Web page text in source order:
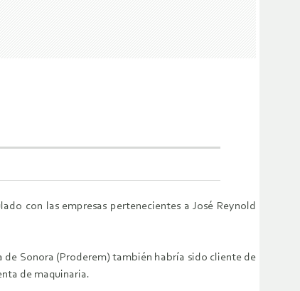
con las empresas pertenecientes a José Reynold
de Sonora (Proderem) también habría sido cliente de
de maquinaria.